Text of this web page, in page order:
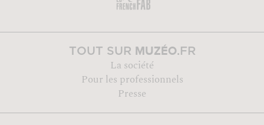
TOUT SUR MUZÉO.FR
La société
Pour les professionnels
Presse